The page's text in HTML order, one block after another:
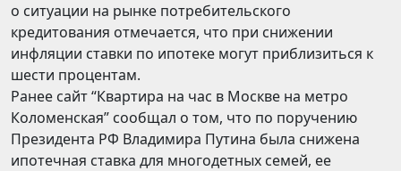
о ситуации на рынке потребительского
кредитования отмечается, что при снижении
инфляции ставки по ипотеке могут приблизиться к
шести процентам.
Ранее сайт “Квартира на час в Москве на метро
Коломенская” сообщал о том, что по поручению
Президента РФ Владимира Путина была снижена
ипотечная ставка для многодетных семей, ее